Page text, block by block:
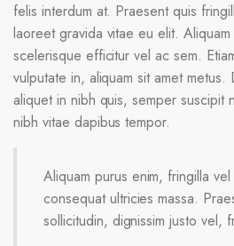
felis interdum at. Praesent quis
laoreet gravida vitae eu elit.
scelerisque efficitur vel ac sem.
vulputate in, aliquam sit amet
aliquet in nibh quis, semper suscipit
nibh vitae dapibus tempor.
Aliquam purus enim, fringilla
consequat ultricies massa.
sollicitudin, dignissim justo vel,